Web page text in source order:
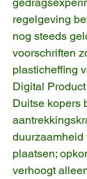
regelgeving
nog steeds
voorschriften
plasticheffing
Digital
Duitse kopers
duurzaamheid
plaatsen;
verhoogt